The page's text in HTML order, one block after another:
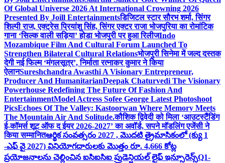
Of Global Universe 2026 At International Crowning 2026
Presented By Joill Entertainmentsडिजिटल स्टार सौरभ शर्मा, सिंगर
शिल्पी राज, एक्ट्रेस प्रियांशु सिंह, सिंगर एक्टर राजा भोजपुरिया का रोमांटिक
गाना ‘सिल्क वाली सड़िया’ होडा भोजपुरी पर हुआ रिलीजIndo
Mozambique Film And Cultural Forum Launched To
Strengthen Bilateral Cultural Relationsभोजपुरी सिनेमा में जल्द दस्तक
देगी नई फिल्म ‘मंगलसूत्र’, निर्माता रत्नाकर कुमार ने किया
ऐलानSureshchandra Awasthi A Visionary Entrepreneur,
Producer And HumanitarianDeepak Chaturvedi The Visionary
Powerhouse Redefining The Future Of Fashion And
EntertainmentModel Actress Sofee George Latest Photoshoot
PicsEchoes Of The Valley: Kastoorwan Where Memory Meets
The Mountain Air And Solitude.कौशिक द्विवेदी को मिला ‘आउटस्टैंडिंग
ई-कॉमर्स शूट ऑफ द ईयर 2026-2027’ का अवॉर्ड, सपने मॉडलिंग एजेंसी ने
किया सम्मानितఆర్థిక సంవత్సరం 2027 , మొదటి త్రైమాసికంలో (క్యు 1
-ఎఫ్ వై 2027) వినియోగదారులకు మొత్తం రూ. 4,666 కోట్ల
ప్రయోజనాలను చెల్లించిన ఐసిఐసిఐ ప్రుడెన్షియల్ లైఫ్ ఇన్సూరెన్స్Q1-